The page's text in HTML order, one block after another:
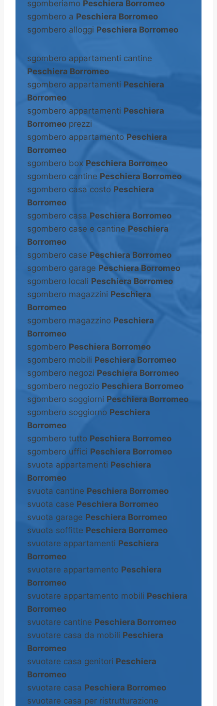
sgomberiamo Peschiera Borromeo
sgombero a Peschiera Borromeo
sgombero alloggi Peschiera Borromeo
sgombero appartamenti cantine
Peschiera Borromeo
sgombero appartamenti Peschiera
Borromeo
sgombero appartamenti Peschiera
Borromeo prezzi
sgombero appartamento Peschiera
Borromeo
sgombero box Peschiera Borromeo
sgombero cantine Peschiera Borromeo
sgombero casa costo Peschiera
Borromeo
sgombero casa Peschiera Borromeo
sgombero case e cantine Peschiera
Borromeo
sgombero case Peschiera Borromeo
sgombero garage Peschiera Borromeo
sgombero locali Peschiera Borromeo
sgombero magazzini Peschiera
Borromeo
sgombero magazzino Peschiera
Borromeo
sgombero Peschiera Borromeo
sgombero mobili Peschiera Borromeo
sgombero negozi Peschiera Borromeo
sgombero negozio Peschiera Borromeo
sgombero soggiorni Peschiera Borromeo
sgombero soggiorno Peschiera
Borromeo
sgombero tutto Peschiera Borromeo
sgombero uffici Peschiera Borromeo
svuota appartamenti Peschiera
Borromeo
svuota cantine Peschiera Borromeo
svuota case Peschiera Borromeo
svuota garage Peschiera Borromeo
svuota soffitte Peschiera Borromeo
svuotare appartamenti Peschiera
Borromeo
svuotare appartamento Peschiera
Borromeo
svuotare appartamento mobili Peschiera
Borromeo
svuotare cantine Peschiera Borromeo
svuotare casa da mobili Peschiera
Borromeo
svuotare casa genitori Peschiera
Borromeo
svuotare casa Peschiera Borromeo
svuotare casa per ristrutturazione